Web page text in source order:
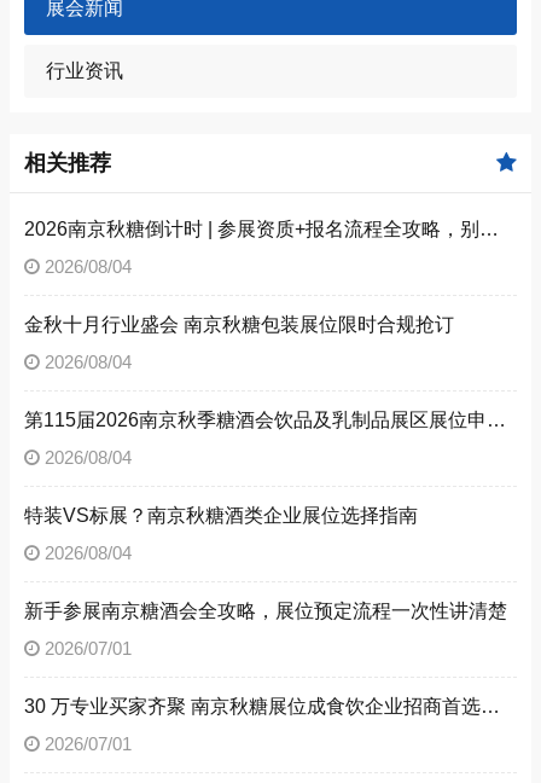
展会新闻
行业资讯
相关推荐
2026南京秋糖倒计时 | 参展资质+报名流程全攻略，别因手续不全错失良机（附材料清单）
2026/08/04
金秋十月行业盛会 南京秋糖包装展位限时合规抢订
2026/08/04
第115届2026南京秋季糖酒会饮品及乳制品展区展位申请技巧
2026/08/04
特装VS标展？南京秋糖酒类企业展位选择指南
2026/08/04
新手参展南京糖酒会全攻略，展位预定流程一次性讲清楚
2026/07/01
30 万专业买家齐聚 南京秋糖展位成食饮企业招商首选阵地
2026/07/01